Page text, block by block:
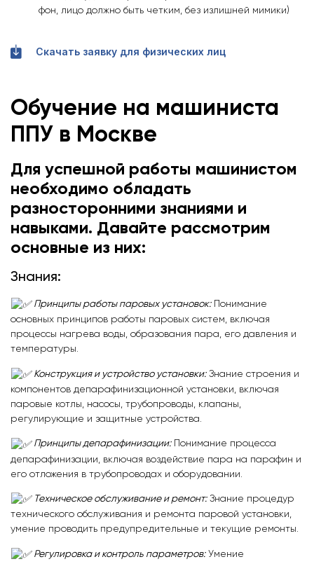
фон, лицо должно быть четким, без излишней мимики)
Скачать заявку для физических лиц
Обучение на машиниста
ППУ в Москве
Для успешной работы машинистом
необходимо обладать
разносторонними знаниями и
навыками. Давайте рассмотрим
основные из них:
Знания:
Принципы работы паровых установок: Понимание
основных принципов работы паровых систем, включая
процессы нагрева воды, образования пара, его давления и
температуры.
Конструкция и устройство установки:Знание строения и
компонентов депарафинизационной установки, включая
паровые котлы, насосы, трубопроводы, клапаны,
регулирующие и защитные устройства.
Принципы депарафинизации:
Понимание процесса
депарафинизации, включая воздействие пара на парафин и
его отложения в трубопроводах и оборудовании.
Техническое обслуживание и ремонт:Знание процедур
технического обслуживания и ремонта паровой установки,
умение проводить предупредительные и текущие ремонты.
Регулировка и контроль параметров: Умение